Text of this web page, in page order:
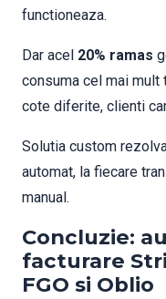
functioneaza.
Dar acel 20% ramas
consuma cel mai mult
cote diferite, clienti
Solutia custom
automat, la fiecare
manual.
Concluzie:
facturare
FGO si Oblio